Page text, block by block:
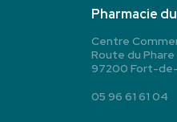
Pharmacie
Centre
Route du Phare
97200 Fort-
05 96 61 61 04